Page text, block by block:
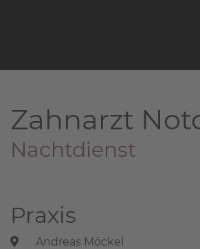
Zahnarzt
Nachtdienst
Praxis
Andreas Möckel